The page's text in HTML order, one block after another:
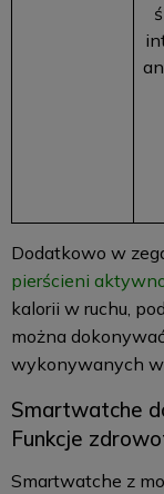
Dodatkowo w
pierścieni
kalorii w ruchu,
można
wykonywanych w
Smartwatche
Funkcje
Smartwatche z